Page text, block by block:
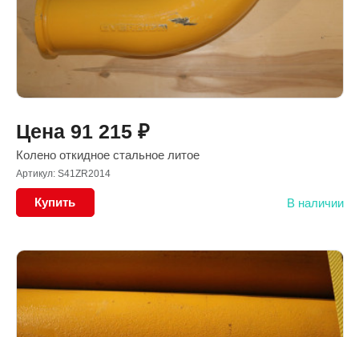
Цена 91 215 ₽
Колено откидное стальное литое
Артикул: S41ZR2014
Купить В наличии